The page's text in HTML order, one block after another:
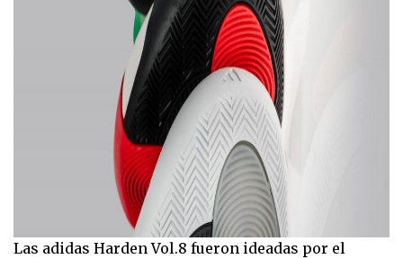
Las adidas Harden Vol.8 fueron ideadas por el